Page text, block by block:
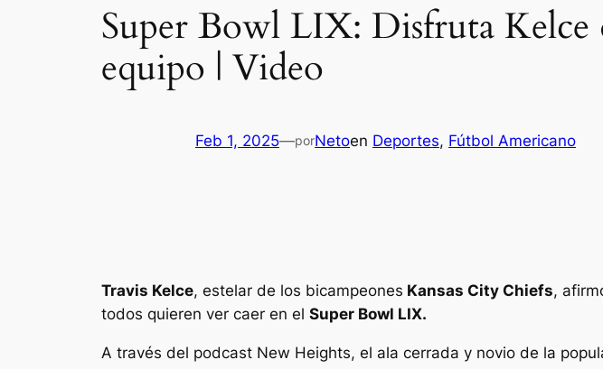
Super Bowl LIX: Disfruta Kelce
equipo | Video
Feb 1, 2025—porNetoen Deportes, Fútbol Americano
Travis Kelce, estelar de los bicampeones Kansas City Chiefs,
todos quieren ver caer en el Super Bowl LIX.
A través del podcast New Heights, el ala cerrada y novio de la